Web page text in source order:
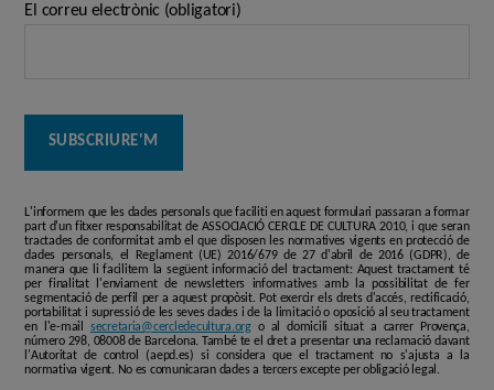
El correu electrònic (obligatori)
L'informem que les dades personals que faciliti en aquest formulari passaran a formar
part d'un fitxer responsabilitat de ASSOCIACIÓ CERCLE DE CULTURA 2010, i que seran
tractades de conformitat amb el que disposen les normatives vigents en protecció de
dades personals, el Reglament (UE) 2016/679 de 27 d'abril de 2016 (GDPR), de
manera que li facilitem la següent informació del tractament: Aquest tractament té
per finalitat l'enviament de newsletters informatives amb la possibilitat de fer
segmentació de perfil per a aquest propòsit. Pot exercir els drets d'accés, rectificació,
portabilitat i supressió de les seves dades i de la limitació o oposició al seu tractament
en l'e-mail secretaria@cercledecultura.orgo al domicili situat a carrer Provença,
número 298, 08008 de Barcelona. També te el dret a presentar una reclamació davant
l'Autoritat de control (aepd.es) si considera que el tractament no s'ajusta a la
normativa vigent. No es comunicaran dades a tercers excepte per obligació legal.